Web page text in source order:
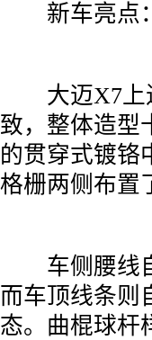
­ 新车亮点：
大迈X7上
致，整体造型
的贯穿式镀铬
格栅两侧布置
车侧腰线自
而车顶线条则
态。曲棍球杆